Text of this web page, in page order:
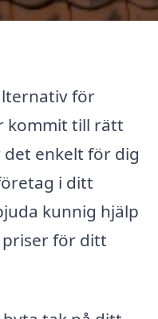
för
kommit till rätt
enkelt för dig
i ditt
kunnig hjälp
för ditt